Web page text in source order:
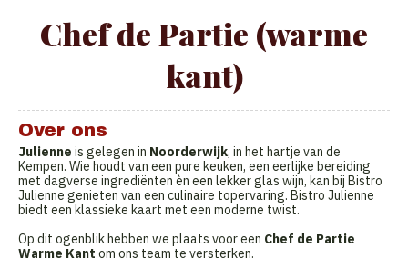
Chef de Partie (warme
kant)
Over ons
Julienne is gelegen in Noorderwijk, in het hartje van de
Kempen. Wie houdt van een pure keuken, een eerlijke bereiding
met dagverse ingrediënten èn een lekker glas wijn, kan bij Bistro
Julienne genieten van een culinaire topervaring. Bistro Julienne
biedt een klassieke kaart met een moderne twist.
Op dit ogenblik hebben we plaats voor een Chef de Partie
Warme Kant om ons team te versterken.